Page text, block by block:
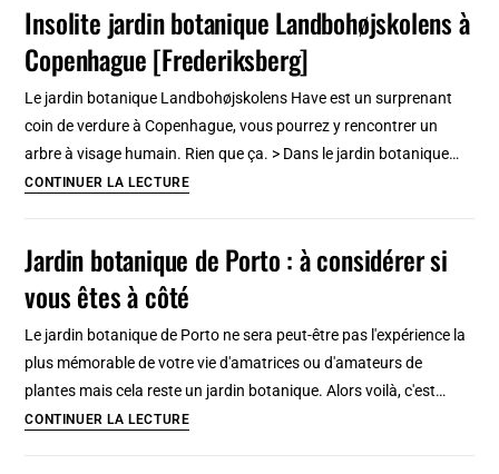
à
Lisbonne
Désuet
charmant
Insolite jardin botanique Landbohøjskolens à
Copenhague [Frederiksberg]
Le jardin botanique Landbohøjskolens Have est un surprenant
coin de verdure à Copenhague, vous pourrez y rencontrer un
arbre à visage humain. Rien que ça. > Dans le jardin botanique…
CONTINUER LA LECTUREInsolite
Landbohøjskolens
[Frederiksberg]
Jardin botanique de Porto : à considérer si
vous êtes à côté
Le jardin botanique de Porto ne sera peut-être pas l'expérience la
plus mémorable de votre vie d'amatrices ou d'amateurs de
plantes mais cela reste un jardin botanique. Alors voilà, c'est…
CONTINUER LA LECTUREJardin